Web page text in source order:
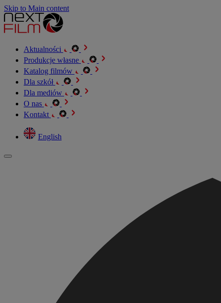
Skip to Main content
Aktualności
Produkcje własne
Katalog filmów
Dla szkół
Dla mediów
O nas
Kontakt
English